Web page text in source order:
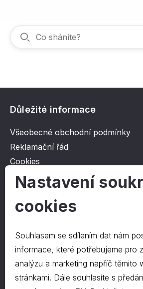
Důležité informace
Všeobecné obchodní podmínky
Reklamační řád
Cookies
Ochrana osobních údajů
O společnosti
Kontakt
O nás
Kontakty
Nastavení
cookies
Souhlasem se sdílením dat nám
informace, které potřebujeme pro
analýzu a marketing napříč těmito
stránkami. Dále souhlasíte s předáním údajů třetím